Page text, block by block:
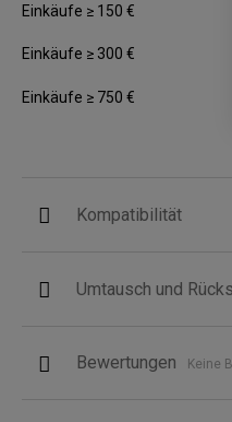
Einkäufe ≥ 150 €
Einkäufe ≥ 300 €
Einkäufe ≥ 750 €
Kompatibilität
Umtausch und
Bewertungen Keine